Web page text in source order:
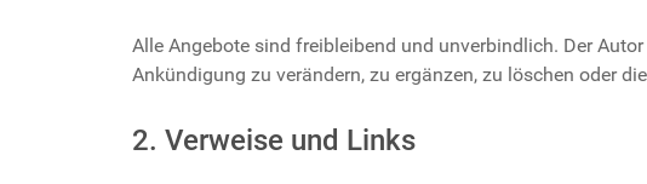
Alle Angebote sind freibleibend und unverbindlich. Der
Ankündigung zu verändern, zu ergänzen, zu löschen oder
2. Verweise und Links